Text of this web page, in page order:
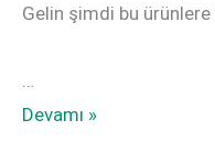
Gelin şimdi bu ürünlere
…
Fujifilm
Devamı »